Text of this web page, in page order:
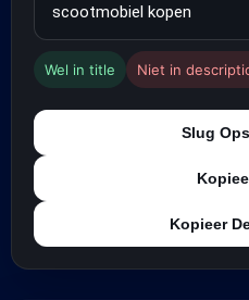
Wel in title Niet in
Slug
Kopieer